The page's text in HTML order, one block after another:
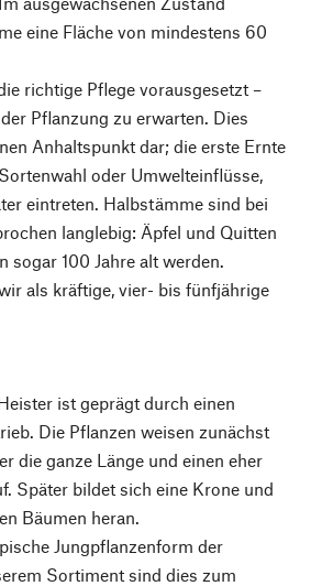
eine Fläche von mindestens 60
richtige Pflege vorausgesetzt –
Pflanzung zu erwarten. Dies
Anhaltspunkt dar; die erste Ernte
oder Umwelteinflüsse,
eintreten. Halbstämme sind bei
langlebig: Äpfel und Quitten
sogar 100 Jahre alt werden.
als kräftige, vier- bis fünfjährige
ist geprägt durch einen
Die Pflanzen weisen zunächst
die ganze Länge und einen eher
Später bildet sich eine Krone und
Bäumen heran.
Jungpflanzenform der
Sortiment sind dies zum